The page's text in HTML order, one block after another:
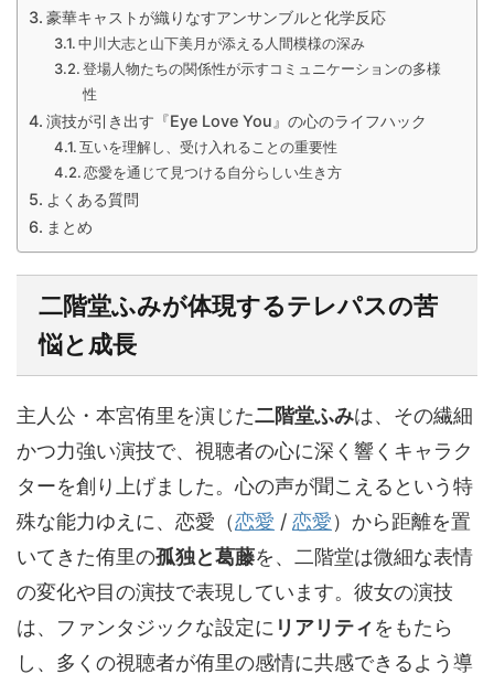
豪華キャストが織りなすアンサンブルと化学反応
中川大志と山下美月が添える人間模様の深み
登場人物たちの関係性が示すコミュニケーションの多様
性
演技が引き出す『Eye Love You』の心のライフハック
互いを理解し、受け入れることの重要性
恋愛を通じて見つける自分らしい生き方
よくある質問
まとめ
二階堂ふみが体現するテレパスの苦
悩と成長
主人公・本宮侑里を演じた二階堂ふみは、その繊細
かつ力強い演技で、視聴者の心に深く響くキャラク
ターを創り上げました。心の声が聞こえるという特
殊な能力ゆえに、 恋愛（恋愛 / 恋愛） から距離を置
いてきた侑里の孤独と葛藤を、二階堂は微細な表情
の変化や目の演技で表現しています。彼女の演技
は、ファンタジックな設定に リアリティをもたら
し、多くの視聴者が侑里の感情に共感できるよう導